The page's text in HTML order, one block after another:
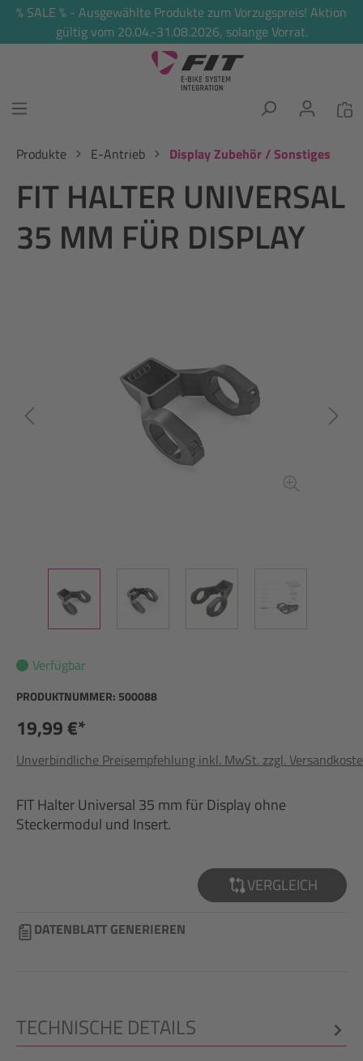
springen
% SALE % - Ausgewählte Produkte zum Vorzugspreis! Aktion
gültig vom 20.04.-31.08.2026, solange Vorrat.
Produkte E-Antrieb Display Zubehör / Sonstiges
FIT HALTER UNIVERSAL
35 MM FÜR DISPLAY
Verfügbar
PRODUKTNUMMER: 500088
19,99 €*
Unverbindliche Preisempfehlung inkl. MwSt. zzgl.
FIT Halter Universal 35 mm für Display ohne
Steckermodul und Insert.
VERGLEICH
DATENBLATT GENERIEREN
TECHNISCHE DETAILS